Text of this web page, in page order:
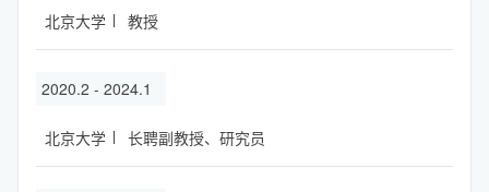
北京大学 教授
2020.2 - 2024.1
北京大学 长聘副教授、研究员